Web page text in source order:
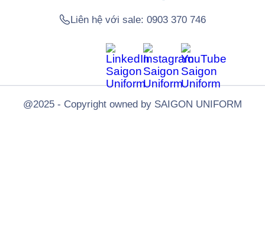
Liên hệ với sale:0903 370 746
@2025 - Copyright owned by SAIGON UNIFORM